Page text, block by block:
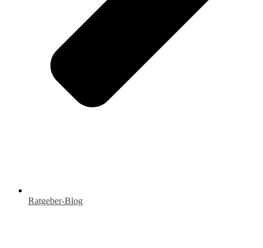
Ratgeber-Blog